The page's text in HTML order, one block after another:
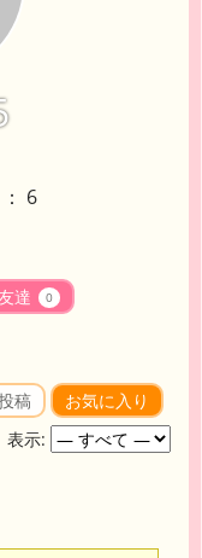
6
達 0
稿
お気に入り
表示: